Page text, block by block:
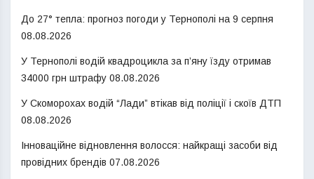
До 27° тепла: прогноз погоди у Тернополі на 9 серпня
08.08.2026
У Тернополі водій квадроцикла за п’яну їзду отримав
34000 грн штрафу 08.08.2026
У Скоморохах водій “Лади” втікав від поліції і скоїв ДТП
08.08.2026
Інноваційне відновлення волосся: найкращі засоби від
провідних брендів 07.08.2026